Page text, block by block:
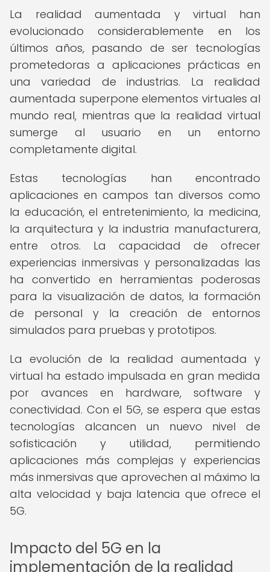
La realidad aumentada y virtual han
evolucionado considerablemente en los
últimos años, pasando de ser tecnologías
prometedoras a aplicaciones prácticas en
una variedad de industrias. La realidad
aumentada superpone elementos virtuales al
mundo real, mientras que la realidad virtual
sumerge al usuario en un entorno
completamente digital.
Estas tecnologías han encontrado
aplicaciones en campos tan diversos como
la educación, el entretenimiento, la medicina,
la arquitectura y la industria manufacturera,
entre otros. La capacidad de ofrecer
experiencias inmersivas y personalizadas las
ha convertido en herramientas poderosas
para la visualización de datos, la formación
de personal y la creación de entornos
simulados para pruebas y prototipos.
La evolución de la realidad aumentada y
virtual ha estado impulsada en gran medida
por avances en hardware, software y
conectividad. Con el 5G, se espera que estas
tecnologías alcancen un nuevo nivel de
sofisticación y utilidad, permitiendo
aplicaciones más complejas y experiencias
más inmersivas que aprovechen al máximo la
alta velocidad y baja latencia que ofrece el
5G.
Impacto del 5G en la
implementación de la realidad